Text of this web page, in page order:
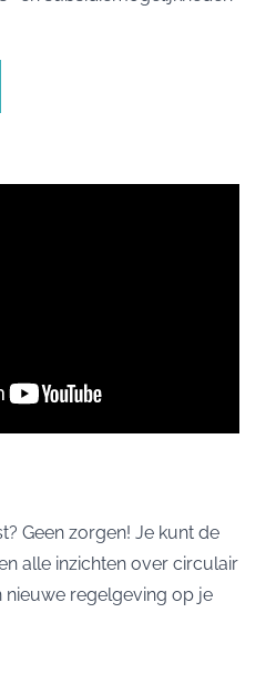
Geen zorgen! Je kunt de
alle inzichten over circulair
nieuwe regelgeving op je